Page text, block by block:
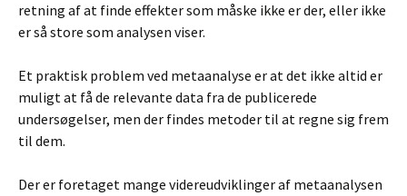
retning af at finde effekter som måske ikke er der, eller ikke
er så store som analysen viser.
Et praktisk problem ved metaanalyse er at det ikke altid er
muligt at få de relevante data fra de publicerede
undersøgelser, men der findes metoder til at regne sig frem
til dem.
Der er foretaget mange videreudviklinger af metaanalysen